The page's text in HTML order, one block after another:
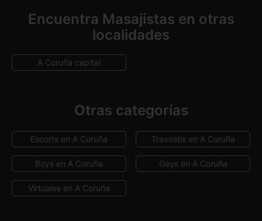
Encuentra Masajistas en otras
localidades
A Coruña capital
Otras categorías
Escorts en A Coruña Travestis en A Coruña
Boys en A Coruña Gays en A Coruña
Virtuales en A Coruña